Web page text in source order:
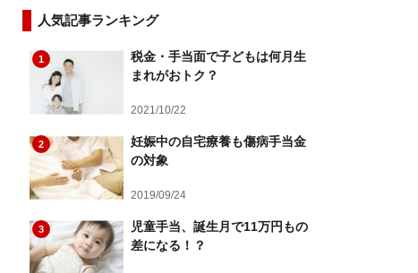
人気記事ランキング
1
税金・手当面で子どもは何月生
まれがおトク？
2021/10/22
2
妊娠中の自宅療養も傷病手当金
の対象
2019/09/24
3
児童手当、誕生月で11万円もの
差になる！？